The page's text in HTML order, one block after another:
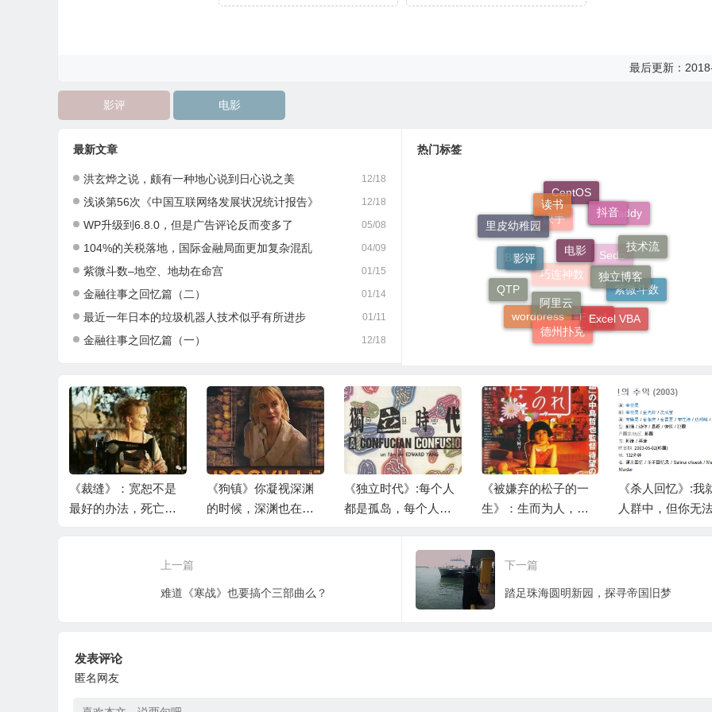
最后更新：
影评 电影
最新文章
12/18
洪玄烨之说，颇有一种地心说到日心说之美
12/18
浅谈第56次《中国互联网络发展状况统计报告》
05/08
WP升级到6.8.0，但是广告评论反而变多了
04/09
104%的关税落地，国际金融局面更加复杂混乱
01/15
紫微斗数–地空、地劫在命宫
01/14
金融往事之回忆篇（二）
01/11
最近一年日本的垃圾机器人技术似乎有所进步
12/18
金融往事之回忆篇（一）
热门标签
快手
CentOS
Godaddy
Sedo
巧连神数
BMX
里皮幼稚园
读书 抖音
技术流
紫微斗数
Excel
wordpress
QTP
影评
电影
独立博客
Excel VBA
德州扑克
阿里云
《裁缝》：宽恕不是
最好的办法，死亡才
《狗镇》你凝视深渊
的时候，深渊也在凝
《独立时代》:每个人
都是孤岛，每个人都
《被嫌弃的松子的一
生》：生而为人，我
《杀人回忆》:我
人群中，但你无
上一篇
难道《寒战》也要搞个三部曲么？
下一篇
踏足珠海圆明新园，探寻帝国旧梦
发表评论
匿名网友